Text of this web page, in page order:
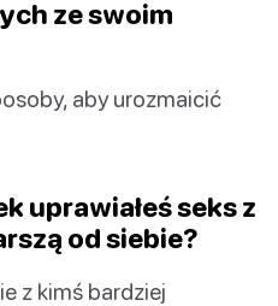
ze swoim
aby urozmaicić
uprawiałeś seks z
od siebie?
z kimś bardziej